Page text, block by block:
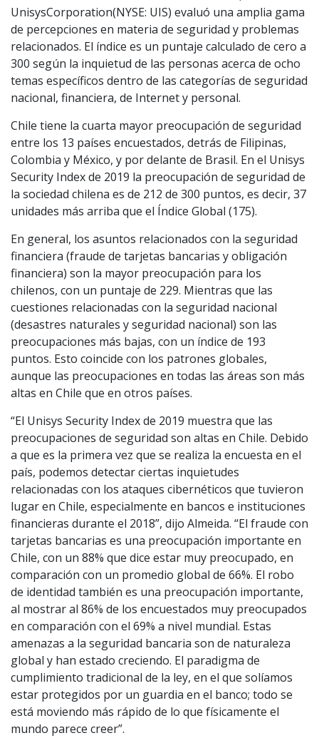
UnisysCorporation(NYSE: UIS) evaluó una amplia gama
de percepciones en materia de seguridad y problemas
relacionados. El índice es un puntaje calculado de cero a
300 según la inquietud de las personas acerca de ocho
temas específicos dentro de las categorías de seguridad
nacional, financiera, de Internet y personal.
Chile tiene la cuarta mayor preocupación de seguridad
entre los 13 países encuestados, detrás de Filipinas,
Colombia y México, y por delante de Brasil. En el Unisys
Security Index de 2019 la preocupación de seguridad de
la sociedad chilena es de 212 de 300 puntos, es decir, 37
unidades más arriba que el Índice Global (175).
En general, los asuntos relacionados con la seguridad
financiera (fraude de tarjetas bancarias y obligación
financiera) son la mayor preocupación para los
chilenos, con un puntaje de 229. Mientras que las
cuestiones relacionadas con la seguridad nacional
(desastres naturales y seguridad nacional) son las
preocupaciones más bajas, con un índice de 193
puntos. Esto coincide con los patrones globales,
aunque las preocupaciones en todas las áreas son más
altas en Chile que en otros países.
“El Unisys Security Index de 2019 muestra que las
preocupaciones de seguridad son altas en Chile. Debido
a que es la primera vez que se realiza la encuesta en el
país, podemos detectar ciertas inquietudes
relacionadas con los ataques cibernéticos que tuvieron
lugar en Chile, especialmente en bancos e instituciones
financieras durante el 2018”, dijo Almeida. “El fraude con
tarjetas bancarias es una preocupación importante en
Chile, con un 88% que dice estar muy preocupado, en
comparación con un promedio global de 66%. El robo
de identidad también es una preocupación importante,
al mostrar al 86% de los encuestados muy preocupados
en comparación con el 69% a nivel mundial. Estas
amenazas a la seguridad bancaria son de naturaleza
global y han estado creciendo. El paradigma de
cumplimiento tradicional de la ley, en el que solíamos
estar protegidos por un guardia en el banco; todo se
está moviendo más rápido de lo que físicamente el
mundo parece creer”.